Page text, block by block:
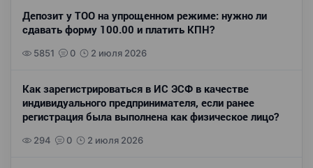
Депозит у ТОО на упрощенном режиме: нужно ли
сдавать форму 100.00 и платить КПН?
5851 0 2 июля 2026
Как зарегистрироваться в ИС ЭСФ в качестве
индивидуального предпринимателя, если ранее
регистрация была выполнена как физическое лицо?
294 0 2 июля 2026